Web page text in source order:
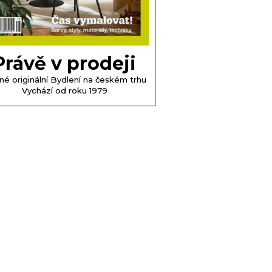
v prodeji
originální Bydlení na českém trhu
Vychází od roku 1979